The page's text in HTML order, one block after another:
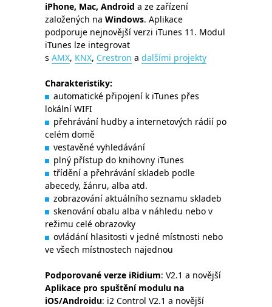
iPhone, Mac, Android a ze zařízení
založených na Windows. Aplikace
podporuje nejnovější verzi iTunes 11. Modul
iTunes lze integrovat
s AMX, KNX, Crestron a dalšími projekty
Charakteristiky:
automatické připojení k iTunes přes
lokální WIFI
přehrávání hudby a internetových rádií po
celém domě
vestavěné vyhledávání
plný přístup do knihovny iTunes
třídění a přehrávání skladeb podle
abecedy, žánru, alba atd.
zobrazování aktuálního seznamu skladeb
skenování obalu alba v náhledu nebo v
režimu celé obrazovky
ovládání hlasitosti v jedné místnosti nebo
ve všech místnostech najednou
Podporované verze iRidium: V2.1 a novější
Aplikace pro spuštění modulu na
iOS/Androidu: i2 Control V2.1 a novější